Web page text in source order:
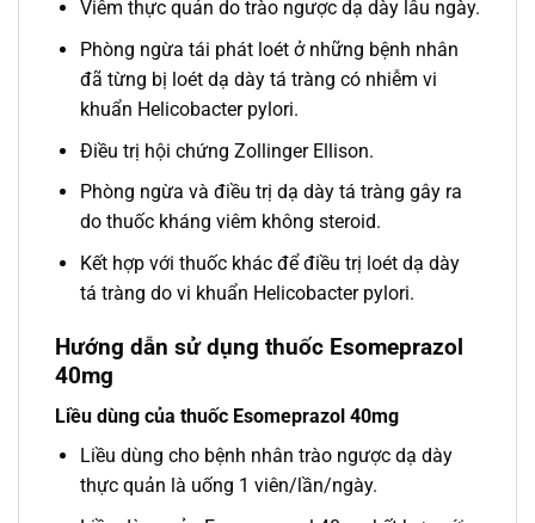
Viêm thực quản do trào ngược dạ dày lâu ngày.
Phòng ngừa tái phát loét ở những bệnh nhân
đã từng bị loét dạ dày tá tràng có nhiễm vi
khuẩn Helicobacter pylori.
Điều trị hội chứng Zollinger Ellison.
Phòng ngừa và điều trị dạ dày tá tràng gây ra
do thuốc kháng viêm không steroid.
Kết hợp với thuốc khác để điều trị loét dạ dày
tá tràng do vi khuẩn Helicobacter pylori.
Hướng dẫn sử dụng thuốc Esomeprazol
40mg
Liều dùng của thuốc Esomeprazol 40mg
Liều dùng cho bệnh nhân trào ngược dạ dày
thực quản là uống 1 viên/lần/ngày.